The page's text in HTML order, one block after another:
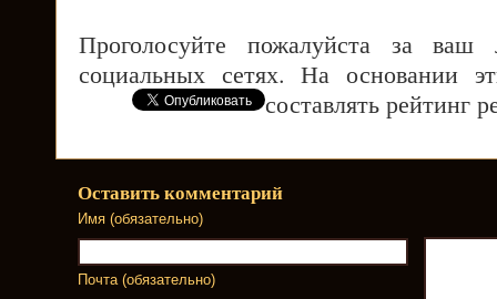
Проголосуйте пожалуйста за
социальных сетях. На основании
составлять рейтинг
Оставить комментарий
Имя (обязательно)
Почта (обязательно)